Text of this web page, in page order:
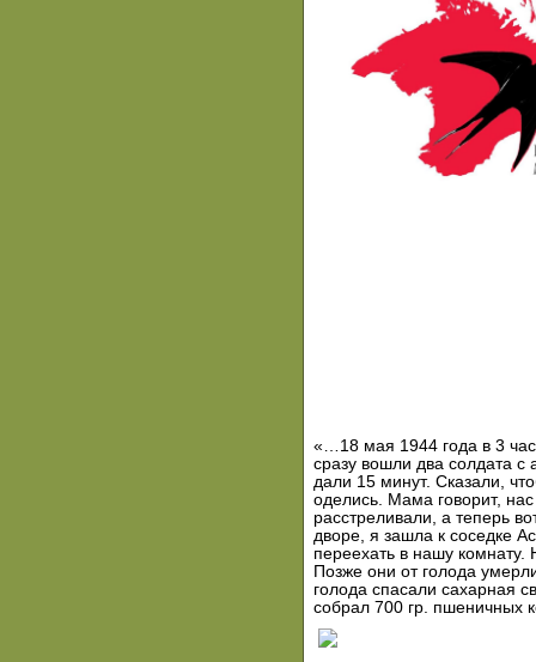
«…18 мая 1944 года в 3
сразу вошли два солдата с
дали 15 минут. Сказали,
оделись. Мама говорит,
расстреливали, а теперь
дворе, я зашла к соседке
переехать в нашу комнату.
Позже они от голода
голода спасали сахарная
собрал 700 гр. пшеничных